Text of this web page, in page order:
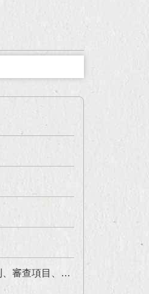
補助款為何？